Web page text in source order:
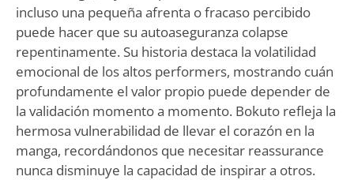
incluso una pequeña afrenta o fracaso percibido
puede hacer que su autoaseguranza colapse
repentinamente. Su historia destaca la volatilidad
emocional de los altos performers, mostrando cuán
profundamente el valor propio puede depender de
la validación momento a momento. Bokuto refleja la
hermosa vulnerabilidad de llevar el corazón en la
manga, recordándonos que necesitar reassurance
nunca disminuye la capacidad de inspirar a otros.